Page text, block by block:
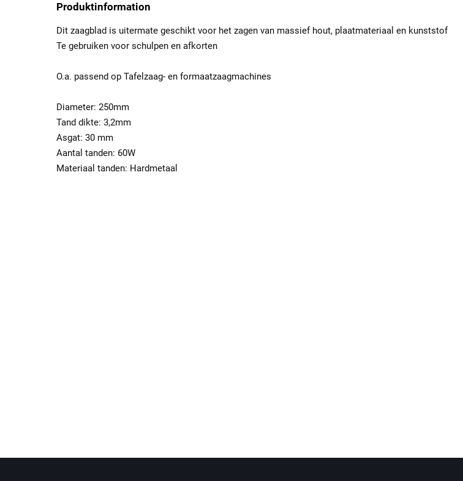
Produktinformation
Dit zaagblad is uitermate geschikt voor het zagen van massief hout, plaatmateriaal en kunststof
Te gebruiken voor schulpen en afkorten
O.a. passend op Tafelzaag- en formaatzaagmachines
Diameter: 250mm
Tand dikte: 3,2mm
Asgat: 30 mm
Aantal tanden: 60W
Materiaal tanden: Hardmetaal